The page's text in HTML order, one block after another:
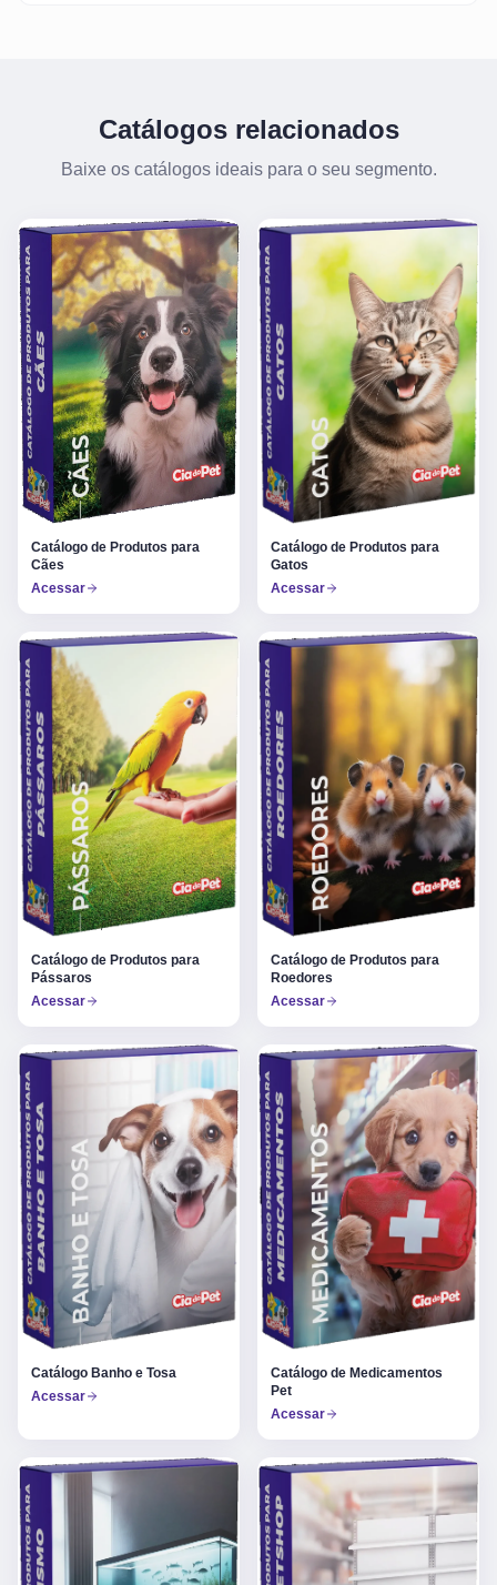
Catálogos relacionados
Baixe os catálogos ideais para o seu segmento.
Catálogo de Produtos para
Cães
Acessar
Catálogo de Produtos para
Gatos
Acessar
Catálogo de Produtos para
Pássaros
Acessar
Catálogo de Produtos para
Roedores
Acessar
Catálogo Banho e Tosa
Acessar
Catálogo de Medicamentos
Pet
Acessar